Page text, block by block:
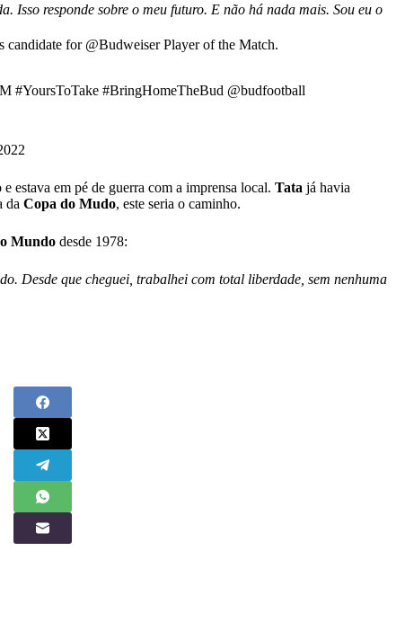
Isso responde sobre o meu futuro. E não há nada mais. Sou eu o
candidate for @BudweiserPlayer of the Match.
#YoursToTake #BringHomeTheBud @budfootball
estava em pé de guerra com a imprensa local. Tata já havia
da Copa do Mudo, este seria o caminho.
Mundo desde 1978:
Desde que cheguei, trabalhei com total liberdade, sem nenhuma